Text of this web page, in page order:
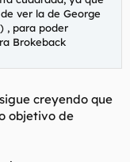
ver la de George
, para poder
Brokeback
creyendo que
objetivo de